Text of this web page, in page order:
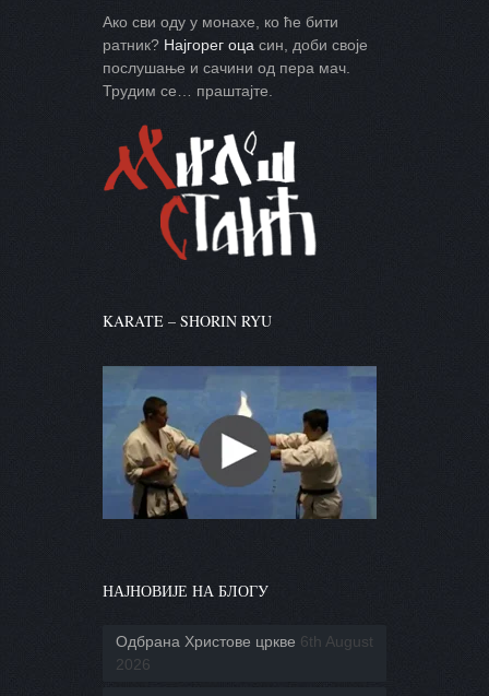
Ако сви оду у монахе, ко ће бити
ратник? Најгорег оца син, доби своје
послушање и сачини од пера мач.
Трудим се… праштајте.
KARATE – SHORIN RYU
НАЈНОВИЈЕ НА БЛОГУ
Одбрана Христове цркве 6th August
2026